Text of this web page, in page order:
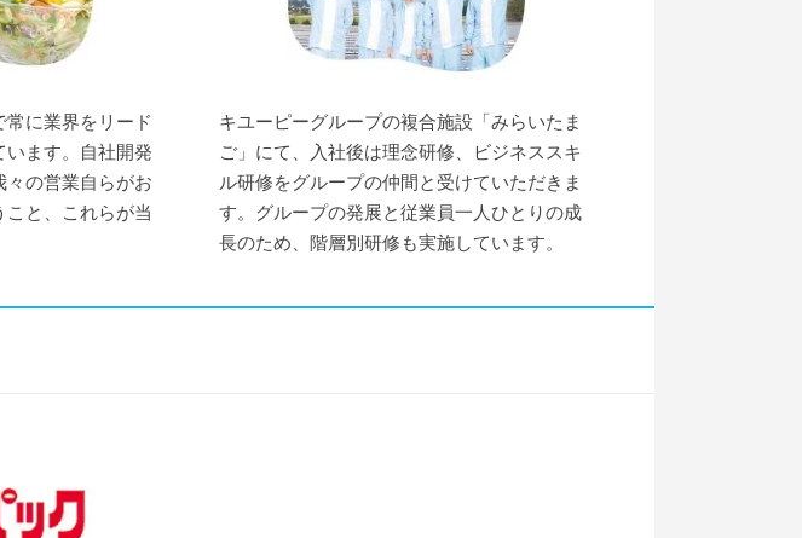
に業界をリード
います。自社開発
々の営業自らがお
と、これらが当
キユーピーグループの複合施設「みらいたま
ご」にて、入社後は理念研修、ビジネススキ
ル研修をグループの仲間と受けていただきま
す。グループの発展と従業員一人ひとりの成
長のため、階層別研修も実施しています。